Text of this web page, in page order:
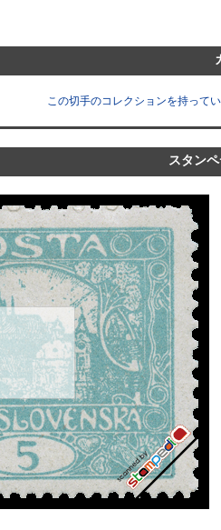
この切手のコレクションを持って
スタン